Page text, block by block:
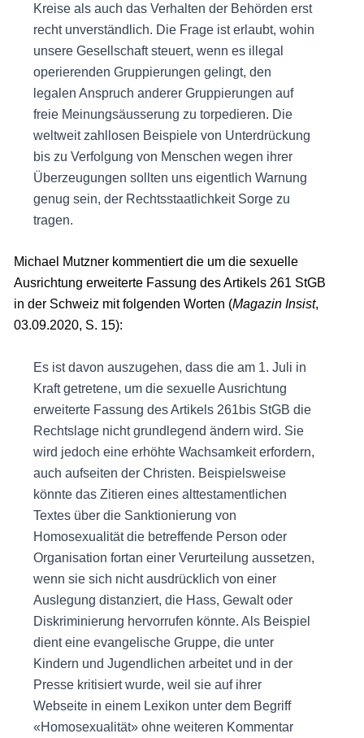
Kreise als auch das Verhalten der Behörden erst
recht unverständlich. Die Frage ist erlaubt, wohin
unsere Gesellschaft steuert, wenn es illegal
operierenden Gruppierungen gelingt, den
legalen Anspruch anderer Gruppierungen auf
freie Meinungsäusserung zu torpedieren. Die
weltweit zahllosen Beispiele von Unterdrückung
bis zu Verfolgung von Menschen wegen ihrer
Überzeugungen sollten uns eigentlich Warnung
genug sein, der Rechtsstaatlichkeit Sorge zu
tragen.
Michael Mutzner kommentiert die um die sexuelle
Ausrichtung erweiterte Fassung des Artikels 261 StGB
in der Schweiz mit folgenden Worten (Magazin Insist,
03.09.2020, S. 15):
Es ist davon auszugehen, dass die am 1. Juli in
Kraft getretene, um die sexuelle Ausrichtung
erweiterte Fassung des Artikels 261bis StGB die
Rechtslage nicht grundlegend ändern wird. Sie
wird jedoch eine erhöhte Wachsamkeit erfordern,
auch aufseiten der Christen. Beispielsweise
könnte das Zitieren eines alttestamentlichen
Textes über die Sanktionierung von
Homosexualität die betreffende Person oder
Organisation fortan einer Verurteilung aussetzen,
wenn sie sich nicht ausdrücklich von einer
Auslegung distanziert, die Hass, Gewalt oder
Diskriminierung hervorrufen könnte. Als Beispiel
dient eine evangelische Gruppe, die unter
Kindern und Jugendlichen arbeitet und in der
Presse kritisiert wurde, weil sie auf ihrer
Webseite in einem Lexikon unter dem Begriff
«Homosexualität» ohne weiteren Kommentar